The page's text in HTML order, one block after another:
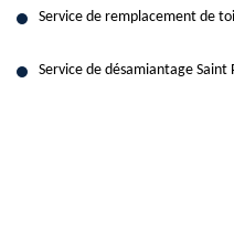
Service de remplacement de
Service de désamiantage Saint